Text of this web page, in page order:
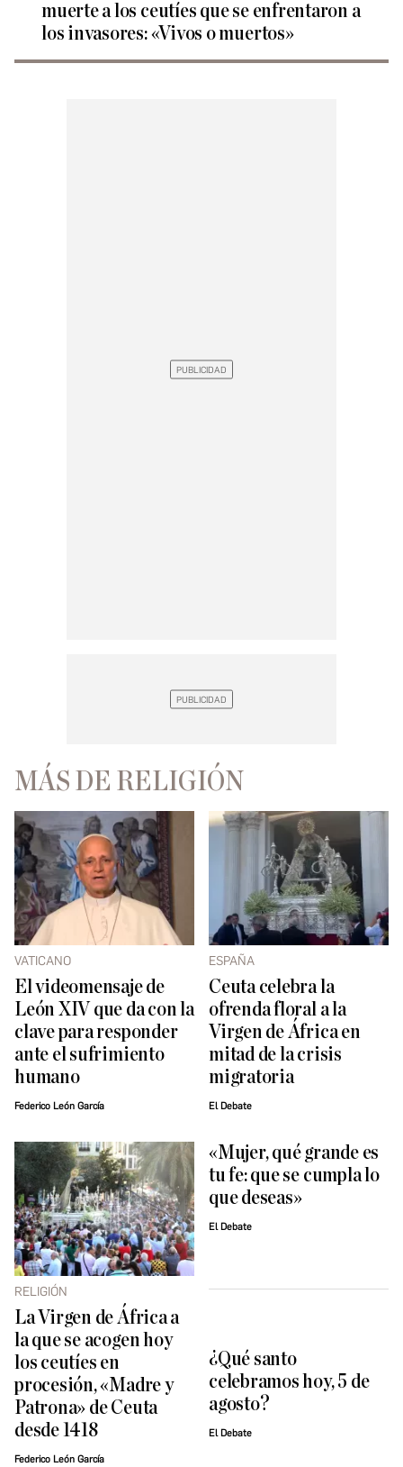
muerte a los ceutíes que se enfrentaron a
los invasores: «Vivos o muertos»
MÁS DE RELIGIÓN
VATICANO
El videomensaje de
León XIV que da con la
clave para responder
ante el sufrimiento
humano
Federico León García
ESPAÑA
Ceuta celebra la
ofrenda floral a la
Virgen de África en
mitad de la crisis
migratoria
El Debate
RELIGIÓN
La Virgen de África a
la que se acogen hoy
los ceutíes en
procesión, «Madre y
Patrona» de Ceuta
desde 1418
Federico León García
«Mujer, qué grande es
tu fe: que se cumpla lo
que deseas»
El Debate
¿Qué santo
celebramos hoy, 5 de
agosto?
El Debate